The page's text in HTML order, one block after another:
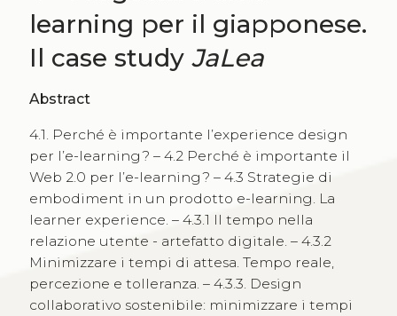
learning per il giapponese.
Il case study JaLea
Abstract
4.1. Perché è importante l’experience design
per l’e-learning? – 4.2 Perché è importante il
Web 2.0 per l’e-learning? – 4.3 Strategie di
embodiment in un prodotto e-learning. La
learner experience. – 4.3.1 Il tempo nella
relazione utente - artefatto digitale. – 4.3.2
Minimizzare i tempi di attesa. Tempo reale,
percezione e tolleranza. – 4.3.3. Design
collaborativo sostenibile: minimizzare i tempi